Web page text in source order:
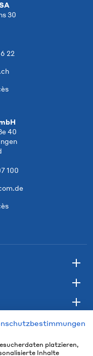
30
22
40
100
platzieren,
Inhalte